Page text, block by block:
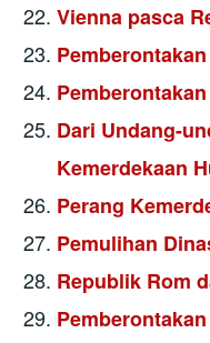
Vienna pasca
Dari Undang-
Kemerdekaan
Perang
Pemulihan
Republik Rom